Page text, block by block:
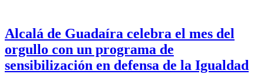
Alcalá de Guadaíra celebra el mes del
orgullo con un programa de
sensibilización en defensa de la Igualdad